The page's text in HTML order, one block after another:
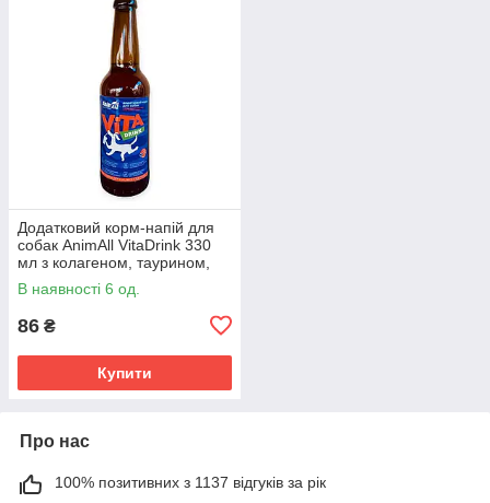
Додатковий корм-напій для
собак AnimAll VitaDrink 330
мл з колагеном, таурином,
ехінацеєю та амінокислотами
для імунітету
В наявності 6 од.
86 ₴
Купити
Про нас
100% позитивних з 1137 відгуків за рік